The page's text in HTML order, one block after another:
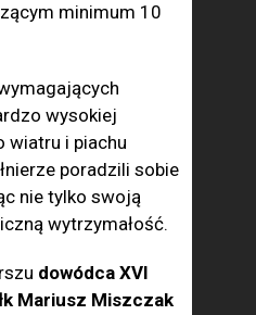
minimum 10
wysokiej
wiatru i piachu
poradzili sobie
nie tylko swoją
wytrzymałość.
dowódca XVI
Mariusz Miszczak